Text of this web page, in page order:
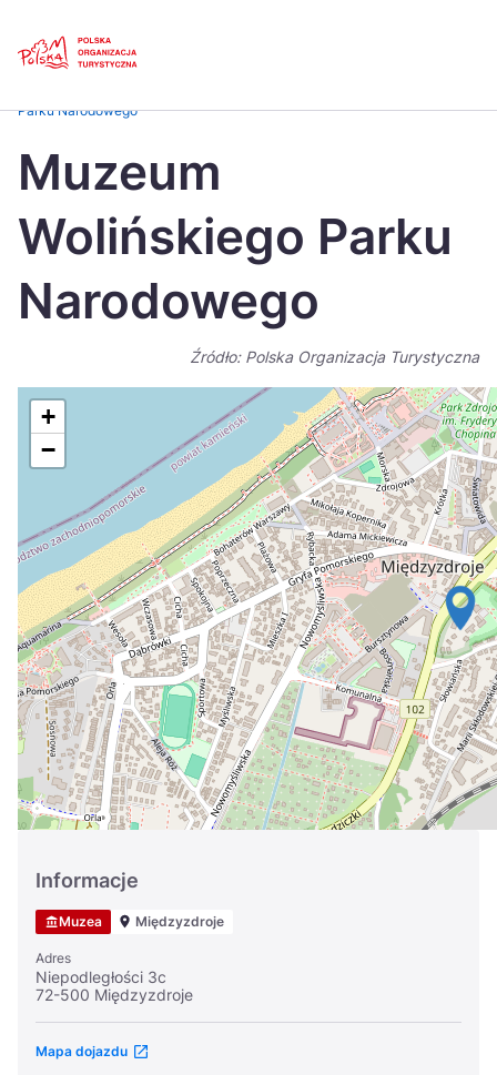
Česká
Dansk
Italiano
日本
Português
Suomi
Zamknij
Parku Narodowego
Muzeum
Wolińskiego Parku
Narodowego
Źródło: Polska Organizacja Turystyczna
+
−
Informacje
Muzea Międzyzdroje
Adres
Niepodległości 3c
72-500 Międzyzdroje
Mapa dojazdu